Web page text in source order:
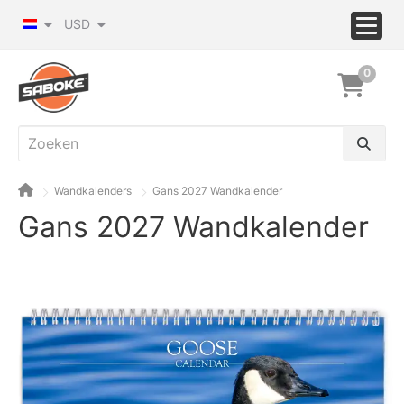
USD
0
Wandkalenders Gans 2027 Wandkalender
Gans 2027 Wandkalender